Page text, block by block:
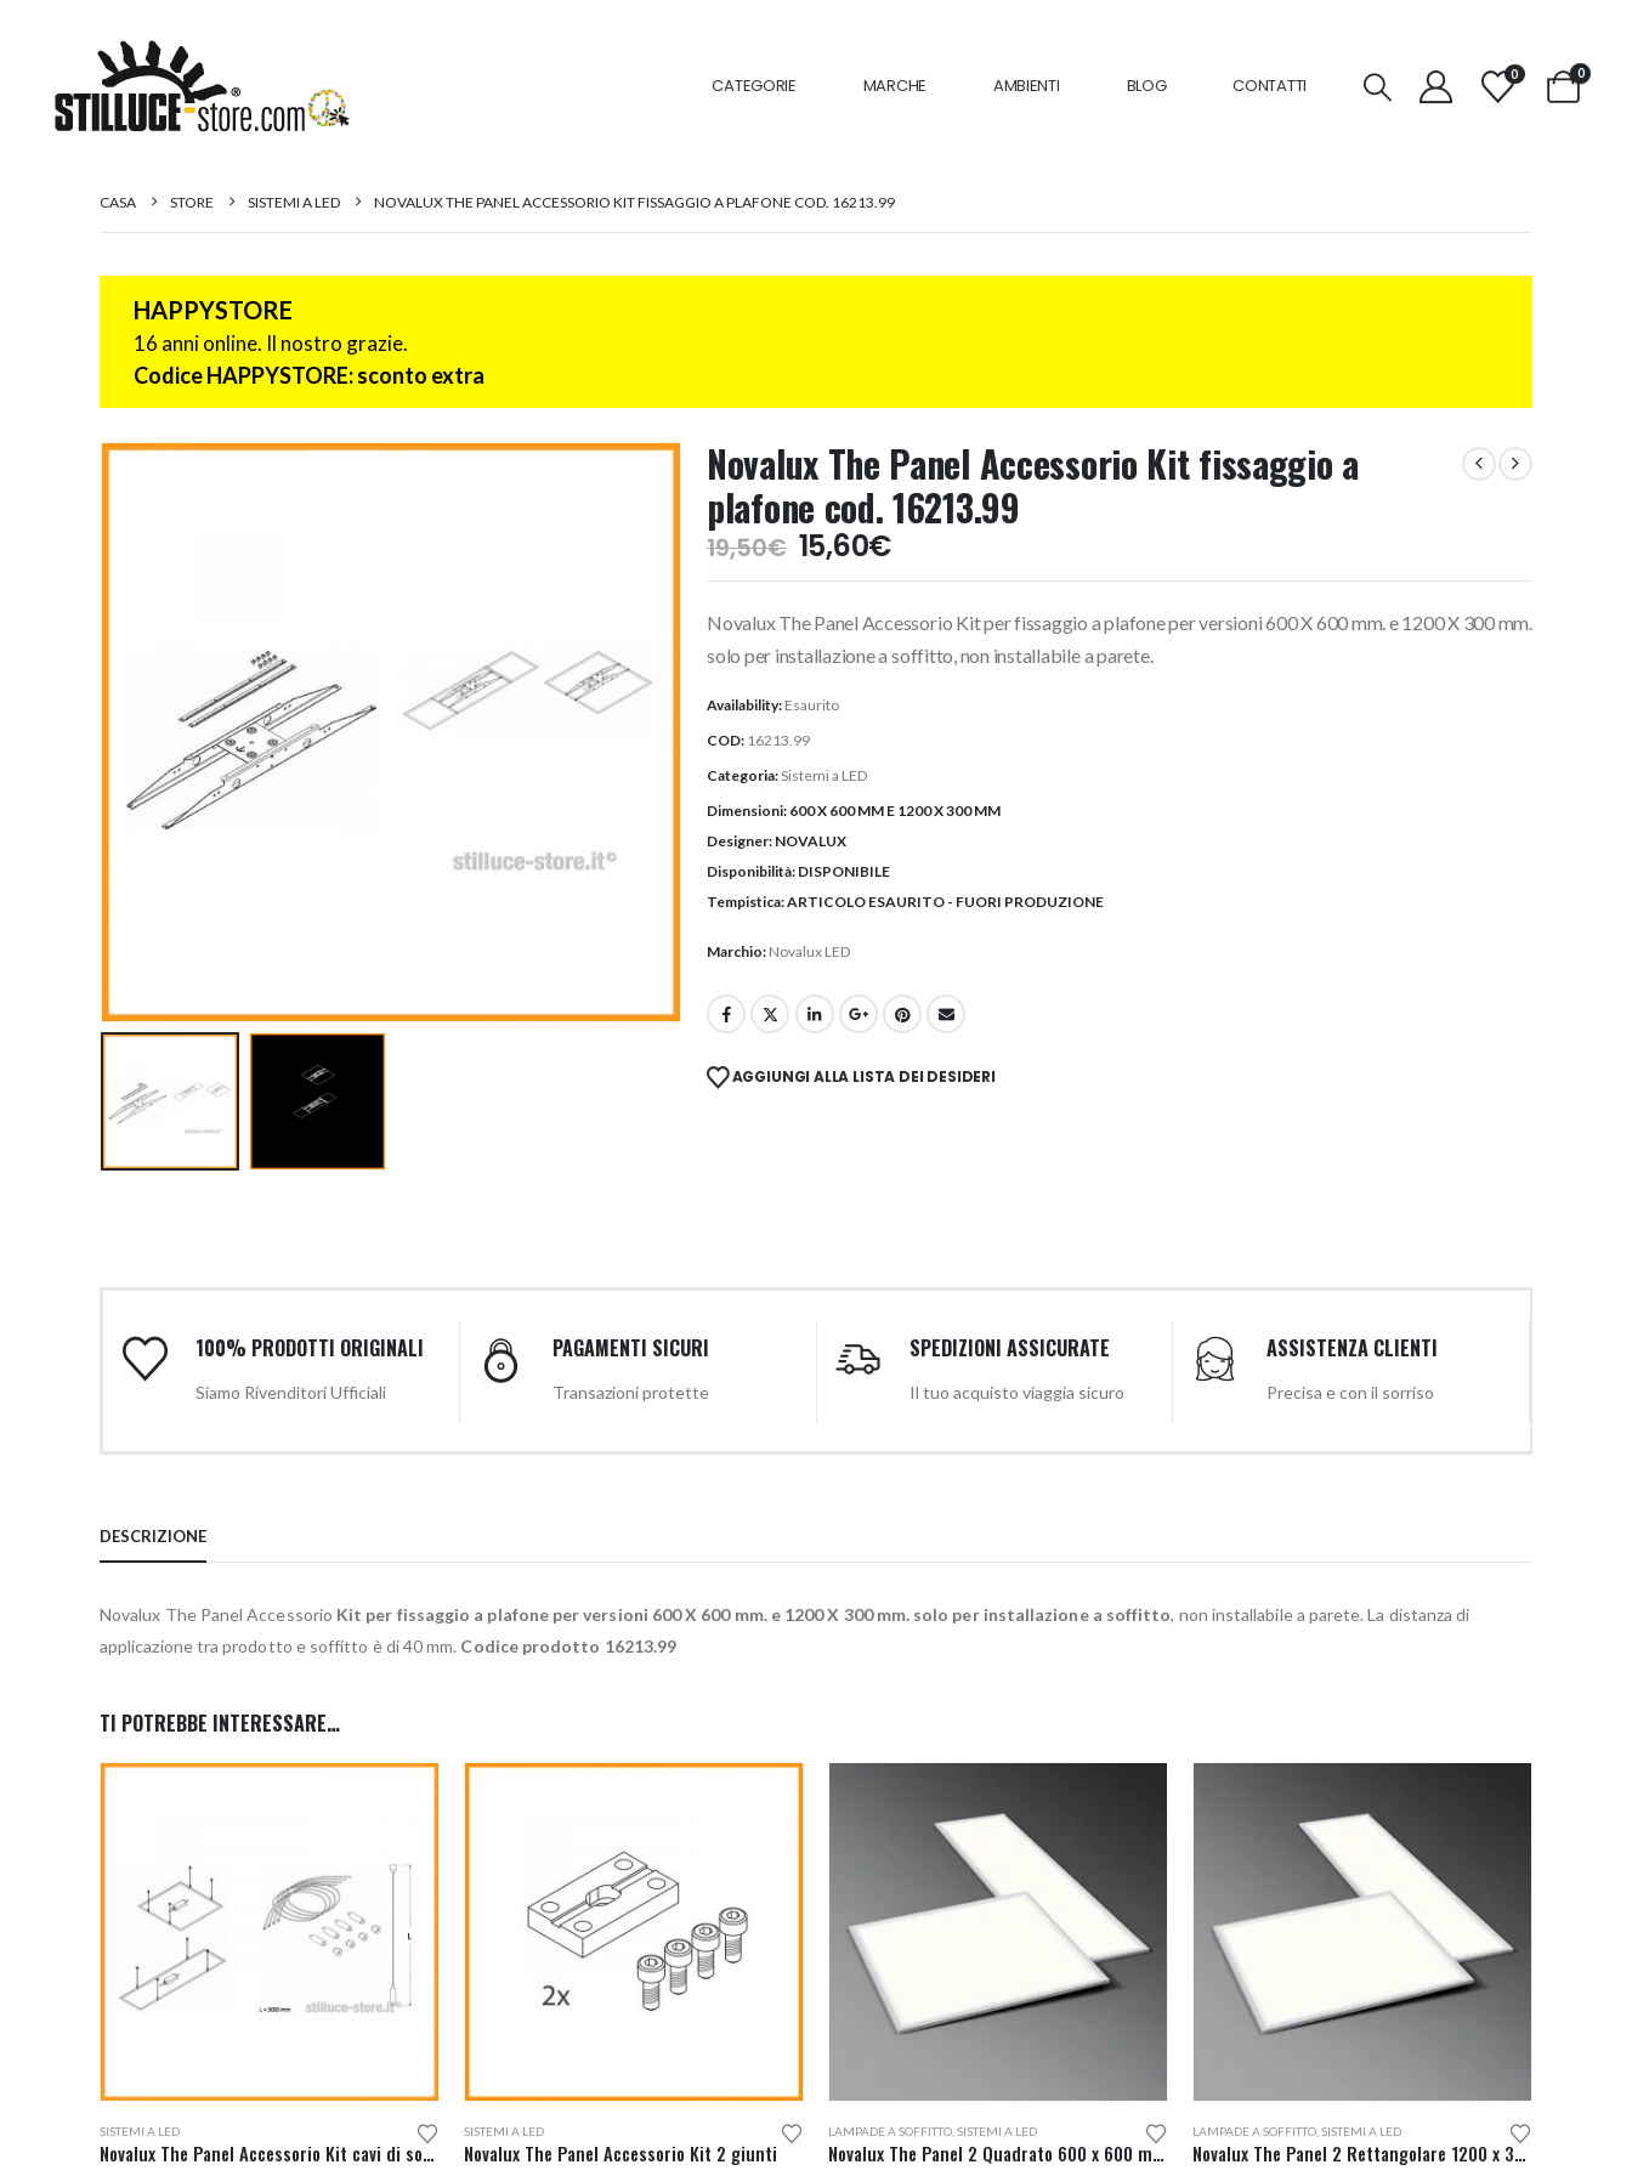
CATEGORIE MARCHE AMBIENTI BLOG CONTATTI
0 0
CASA STORE SISTEMI A LED NOVALUX THE PANEL ACCESSORIO KIT FISSAGGIO A PLAFONE COD. 16213.99
HAPPYSTORE
16 anni online. Il nostro grazie.
Codice HAPPYSTORE: sconto extra
Novalux The Panel Accessorio Kit fissaggio a
plafone cod. 16213.99
19,50€ Il
prezzo
era:
19,50€.
15,60€Il
prezzo
è:
15,60€.
Novalux The Panel Accessorio Kit per fissaggio a plafone per versioni 600 X 600 mm. e 1200 X 300 mm.
solo per installazione a soffitto, non installabile a parete.
Availability: Esaurito
COD: 16213.99
Categoria:Sistemi a LED
Dimensioni: 600 X 600 MM E 1200 X 300 MM
Designer: NOVALUX
Disponibilità: DISPONIBILE
Tempistica:ARTICOLO ESAURITO - FUORI PRODUZIONE
Marchio: Novalux LED
AGGIUNGI ALLA LISTA DEI DESIDERI
100% PRODOTTI ORIGINALI
Siamo Rivenditori Ufficiali
PAGAMENTI SICURI
Transazioni protette
SPEDIZIONI ASSICURATE
Il tuo acquisto viaggia sicuro
ASSISTENZA CLIENTI
Precisa e con il sorriso
DESCRIZIONE
Novalux The Panel Accessorio Kit per fissaggio a plafone per versioni 600 X 600 mm. e 1200 X 300 mm. solo per installazione a soffitto, non installabile a parete. La distanza di
applicazione tra prodotto e soffitto è di 40 mm. Codice prodotto 16213.99
TI POTREBBE INTERESSARE…
SISTEMI A LED
Novalux The Panel Accessorio Kit cavi di sospensione cod. 16223.99
SISTEMI A LED
Novalux The Panel Accessorio Kit 2 giunti
Questo prodotto ha più varianti. Le opzioni possono essere scelte nella pagina del prodotto
LAMPADE A SOFFITTO SISTEMI A LED
Novalux The Panel 2 Quadrato 600 x 600 mm.
Questo prodotto ha più varianti. Le opzioni possono essere scelte nella pagina del prodotto
LAMPADE A SOFFITTO SISTEMI A LED
Novalux The Panel 2 Rettangolare 1200 x 300 mm.